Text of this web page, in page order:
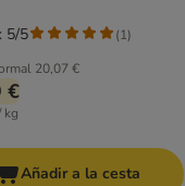
20,07 €
€
kg
5/5 (1)
Añadir a la cesta